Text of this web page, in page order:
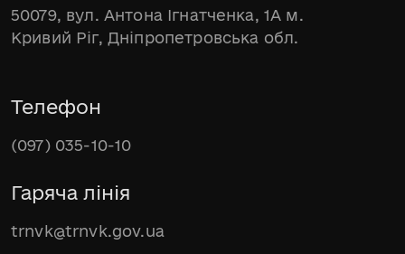
50079, вул. Антона Ігнатченка, 1А м.
Кривий Ріг, Дніпропетровська обл.
Телефон
(097) 035-10-10
Гаряча лінія
trnvk@trnvk.gov.ua